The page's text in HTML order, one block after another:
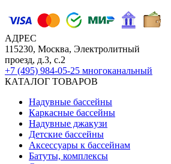
АДРЕС
115230, Москва, Электролитный
проезд, д.3, с.2
+7 (495) 984-05-25 многоканальный
КАТАЛОГ ТОВАРОВ
Надувные бассейны
Каркасные бассейны
Надувные джакузи
Детские бассейны
Аксессуары к бассейнам
Батуты, комплексы